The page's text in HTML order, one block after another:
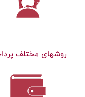
روشهای مختلف